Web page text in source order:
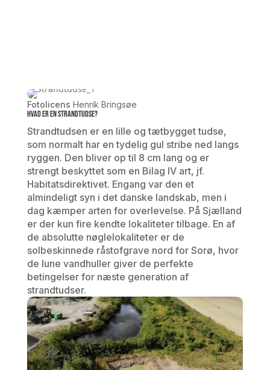
Fotolicens Henrik Bringsøe
Hvad er en strandtudse?
Strandtudsen er en lille og tætbygget tudse,
som normalt har en tydelig gul stribe ned langs
ryggen. Den bliver op til 8 cm lang og er
strengt beskyttet som en Bilag IV art, jf.
Habitatsdirektivet. Engang var den et
almindeligt syn i det danske landskab, men i
dag kæmper arten for overlevelse. På Sjælland
er der kun fire kendte lokaliteter tilbage. En af
de absolutte nøglelokaliteter er de
solbeskinnede råstofgrave nord for Sorø, hvor
de lune vandhuller giver de perfekte
betingelser for næste generation af
strandtudser.